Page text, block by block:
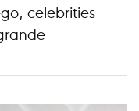
celebrities